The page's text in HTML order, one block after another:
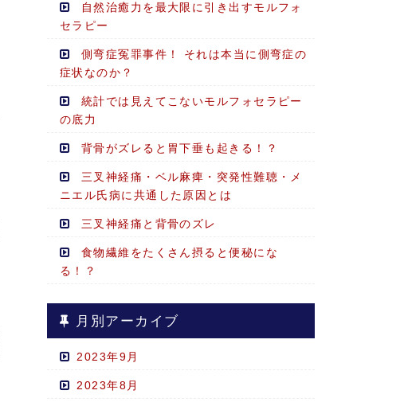
自然治癒力を最大限に引き出すモルフォ
セラピー
側弯症冤罪事件！ それは本当に側弯症の
症状なのか？
統計では見えてこないモルフォセラピー
の底力
背骨がズレると胃下垂も起きる！？
三叉神経痛・ベル麻痺・突発性難聴・メ
ニエル氏病に共通した原因とは
三叉神経痛と背骨のズレ
食物繊維をたくさん摂ると便秘にな
る！？
月別アーカイブ
2023年9月
2023年8月